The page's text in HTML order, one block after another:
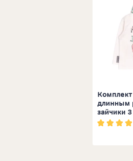
длинным
зайчики